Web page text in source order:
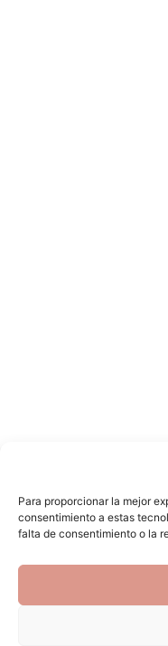
Para proporcionar la mejor
consentimiento a estas
falta de consentimiento o la